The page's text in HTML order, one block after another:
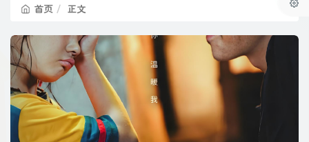
首页 正文